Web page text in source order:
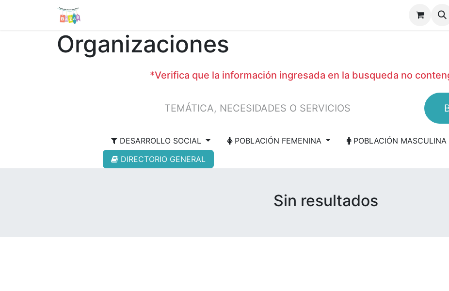
Organizaciones
*Verifica que la información ingresada en la busqueda no
DESARROLLO SOCIAL POBLACIÓN FEMENINA
POBLACIÓN MASCULINA
DIRECTORIO GENERAL
Sin resultados